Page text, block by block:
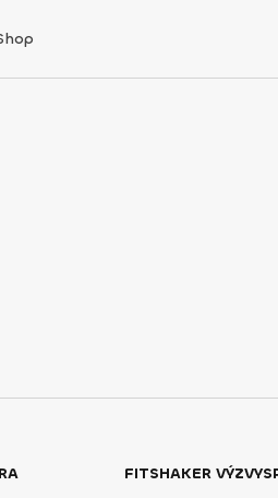
FITSHAKER VÝZVY